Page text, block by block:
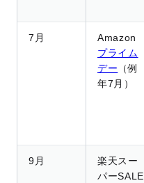
7月
Amazon
プライム
デー （例
年7月）
9月
楽天スー
パーSALE